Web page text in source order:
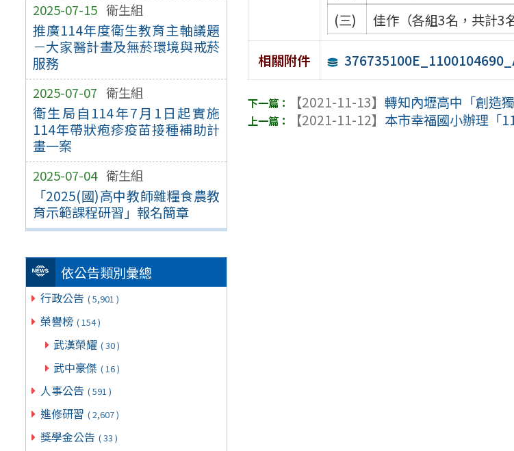
2025-07-15 衛生組
推廣114年度衛生教育主軸議題
－大家醫計畫及無菸環境與戒菸
服務
2025-07-07 衛生組
衛生局自114年7月1日起實施
114年帶狀疱疹疫苗接種補助計
畫一案
2025-07-04 衛生組
「2025(國)高中教師雜糧食農教
育示範課程研習」報名簡章
依公告類別彙總
行政公告 ( 5,901 )
榮譽榜 ( 154 )
武漢榮耀 ( 30 )
武中豪傑 ( 16 )
人事公告 ( 591 )
進修研習 ( 2,607 )
獎學金公告 ( 33 )
(三)
佳作（各組3名，共計3
相關附件
【2021-11-13】轉知內壢高中「創造
【2021-11-12】 本市幸福國小辦理「